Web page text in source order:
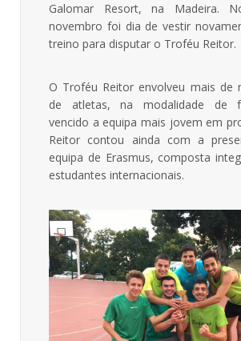
Galomar Resort, na Madeira.
novembro foi dia de vestir
treino para disputar o Troféu Reitor.
O Troféu Reitor envolveu mais de
de atletas, na modalidade de
vencido a equipa mais jovem em
Reitor contou ainda com a
equipa de Erasmus, composta
estudantes internacionais.